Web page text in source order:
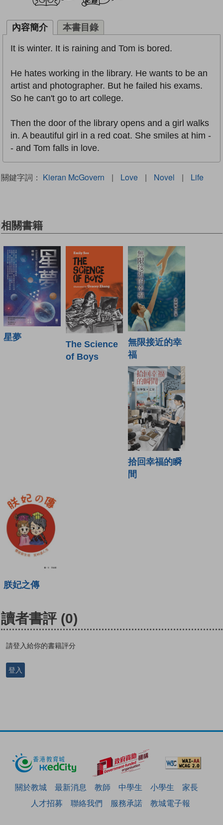
內容簡介 本書目錄
It is winter. It is raining and Tom is bored.
He hates working in the library. He wants to be an
artist and photographer. But he failed his exams.
So he can't go to art college.
Then the door of the library opens and a girl walks
in. A beautiful girl in a red coat. She smiles at him -
- and Tom falls in love.
關鍵字詞： Kieran McGovern | Love | Novel | Life
相關書籍
星夢
The Science
of Boys
無限接近的幸
福
拾回幸福的瞬
間
朕妃之傳
讀者書評 (0)
請登入給你的書籍評分
登入
關於教城 最新消息 教師 中學生 小學生
家長
人才招募
聯絡我們 服務承諾 教城電子報